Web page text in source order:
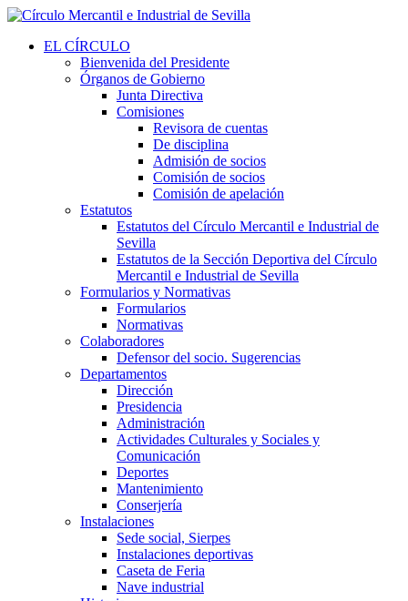
EL CÍRCULO
Bienvenida del Presidente
Órganos de Gobierno
Junta Directiva
Comisiones
Revisora de cuentas
De disciplina
Admisión de socios
Comisión de socios
Comisión de apelación
Estatutos
Estatutos del Círculo Mercantil e Industrial de
Sevilla
Estatutos de la Sección Deportiva del Círculo
Mercantil e Industrial de Sevilla
Formularios y Normativas
Formularios
Normativas
Colaboradores
Defensor del socio. Sugerencias
Departamentos
Dirección
Presidencia
Administración
Actividades Culturales y Sociales y
Comunicación
Deportes
Mantenimiento
Conserjería
Instalaciones
Sede social, Sierpes
Instalaciones deportivas
Caseta de Feria
Nave industrial